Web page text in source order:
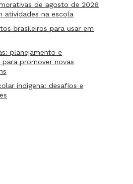
de agosto de 2026
atividades na escola
brasileiros para usar em
planejamento e
promover novas
indígena: desafios e